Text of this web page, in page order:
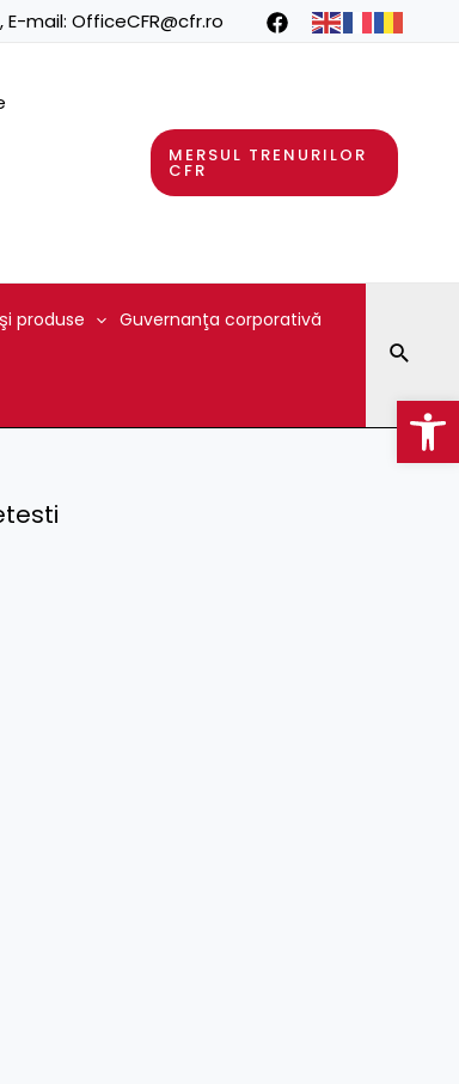
, E-mail: OfficeCFR@cfr.ro
MERSUL TRENURILOR
CFR
produse Guvernanţa corporativă